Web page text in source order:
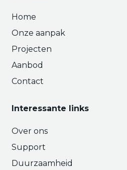
Home
Onze aanpak
Projecten
Aanbod
Contact
Interessante links
Over ons
Support
Duurzaamheid